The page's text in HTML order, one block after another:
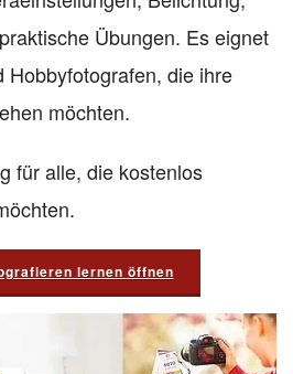
Übungen. Es eignet
Hobbyfotografen, die ihre
möchten.
für alle, die kostenlos
lernen öffnen